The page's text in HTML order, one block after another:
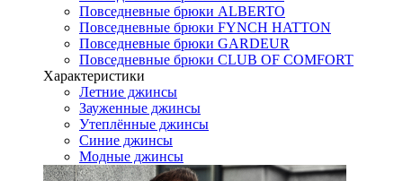
Повседневные брюки ALBERTO
Повседневные брюки FYNCH HATTON
Повседневные брюки GARDEUR
Повседневные брюки CLUB OF COMFORT
Характеристики
Летние джинсы
Зауженные джинсы
Утеплённые джинсы
Синие джинсы
Модные джинсы